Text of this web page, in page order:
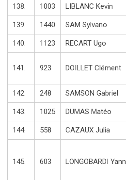
138. 1003 LIBLANC Kevin
139. 1440 SAM Sylvano
140. 1123 RECART Ugo
141. 923 DOILLET Clément
142. 248 SAMSON Gabriel
143. 1025 DUMAS Matéo
144. 558 CAZAUX Julia
145. 603 LONGOBARDI Yann